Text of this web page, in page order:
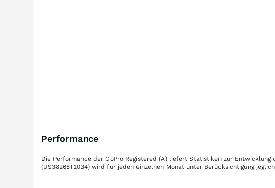
Performance
Die Performance der GoPro Registered (A) liefert Statistiken zur Entwicklung
(US38268T1034) wird für jeden einzelnen Monat unter Berücksichtigung